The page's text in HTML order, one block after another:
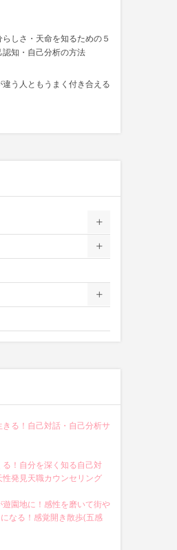
しさ・天命を知るための５
知・自己分析の方法
う人ともうまく付き合える
る！自己対話・自己分析サ
！自分を深く知る自己対
発見天職カウンセリング
園地に！感性を磨いて街や
なる！感覚開き散歩(五感